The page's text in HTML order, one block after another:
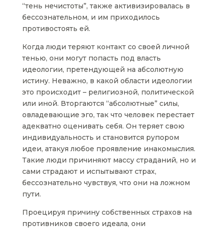
“тень нечистоты”, также активизировалась в
бессознательном, и им приходилось
противостоять ей.
Когда люди теряют контакт со своей личной
тенью, они могут попасть под власть
идеологии, претендующей на абсолютную
истину. Неважно, в какой области идеологии
это происходит – религиозной, политической
или иной. Вторгаются “абсолютные” силы,
овладевающие эго, так что человек перестает
адекватно оценивать себя. Он теряет свою
индивидуальность и становится рупором
идеи, атакуя любое проявление инакомыслия.
Такие люди причиняют массу страданий, но и
сами страдают и испытывают страх,
бессознательно чувствуя, что они на ложном
пути.
Проецируя причину собственных страхов на
противников своего идеала, они